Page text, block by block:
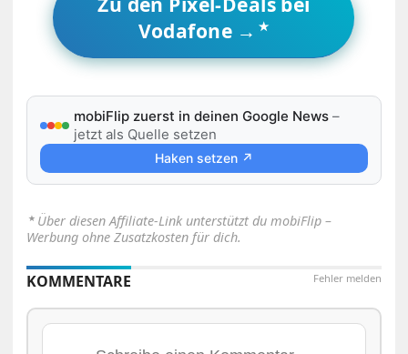
Vodafone →
mobiFlip zuerst in deinen Google News –
jetzt als Quelle setzen
Haken setzen ↗
⋆ Über diesen Affiliate-Link unterstützt du mobiFlip –
Werbung ohne Zusatzkosten für dich.
Fehler melden
KOMMENTARE